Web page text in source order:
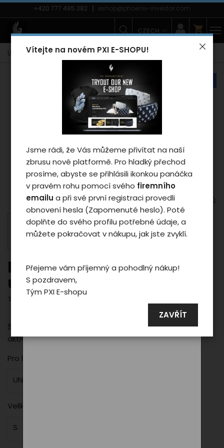
Vítejte na novém PXI E-SHOPU!
Jsme rádi, že Vás můžeme přivítat na naší
zbrusu nové platformě. Pro hladký přechod
prosíme, abyste se přihlásili ikonkou panáčka
v pravém rohu pomocí svého firemního
emailu a při své první registraci provedli
obnovení hesla (Zapomenuté heslo). Poté
doplňte do svého profilu potřebné údaje, a
můžete pokračovat v nákupu, jak jste zvyklí.
Přejeme vám příjemný a pohodlný nákup!
S pozdravem,
Tým PXI E-shopu
ZAVŘÍT
+420 777 485 382 eshop@phoenix-investor.com
CZECH
Úvodní strana E-shop Móda Kraťasy Phoenix uni/grey S
Kraťasy Phoenix
uni/grey S
Šedé unisex kraťasy PXI – lehké, vzdušné a ideální pro
aktivní dny.
Pro koho
UNI
Velikost
S
Záleží nám na vašem
soukromí
Cookies používáme proto, abychom
dáte souhlas, tak mimo jiné i proto
abychom vylepšili obsah stránek podle
vašich preferencí. Tlačítkem „Souhlasit
a zavřít“ udělíte souhlas s využíváním
cookies a budeme tak moci předat
údaje o používání našeho webu za
účelem zobrazení cílené reklamy v
reklamních a sociálních sítích případně
Podrobné nastavení